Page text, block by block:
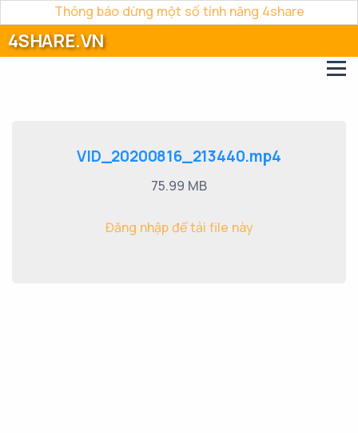
Thông báo dừng một số tính năng 4share
4SHARE.VN
VID_20200816_213440.mp4
75.99 MB
Đăng nhập để tải file này